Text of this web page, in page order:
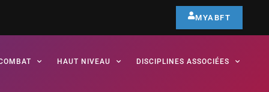
MYABFT
HAUT NIVEAU DISCIPLINES ASSOCIÉES